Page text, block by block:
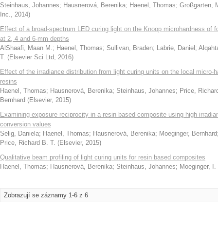
Steinhaus, Johannes; Hausnerová, Berenika; Haenel, Thomas; Großgarten,
Inc., 2014)
Effect of a broad-spectrum LED curing light on the Knoop microhardness of
at 2, 4 and 6-mm depths
AlShaafi, Maan M.; Haenel, Thomas; Sullivan, Braden; Labrie, Daniel ;
T. (Elsevier Sci Ltd, 2016)
Effect of the irradiance distribution from light curing units on the local micro-
resins
Haenel, Thomas; Hausnerová, Berenika; Steinhaus, Johannes; Price,
Bernhard (Elsevier, 2015)
Examining exposure reciprocity in a resin based composite using high
conversion values
Selig, Daniela; Haenel, Thomas; Hausnerová, Berenika; Moeginger, Bernhard
Price, Richard B. T. (Elsevier, 2015)
Qualitative beam profiling of light curing units for resin based composites
Haenel, Thomas; Hausnerová, Berenika; Steinhaus, Johannes; Moeginger, I.
Zobrazují se záznamy 1-6 z 6